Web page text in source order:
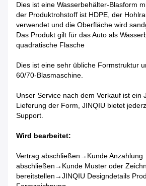
Dies ist eine Wasserbehälter-Blasform
der Produktrohstoff ist HDPE, der
verwendet und die Oberfläche wird
Das Produkt gilt für das Auto als
quadratische Flasche
Dies ist eine sehr übliche Formstruktur
60/70-Blasmaschine.
Unser Service nach dem Verkauf ist ein
Lieferung der Form, JINQIU bietet
Support.
Wird bearbeitet:
Vertrag abschließen→Kunde Anzahlung
abschließen→Kunde Muster oder
bereitstellen→JINQIU Designdetails